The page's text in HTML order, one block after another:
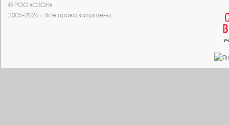
© РОО «ОЗОН»
2005-2026 г. Все права защищены.